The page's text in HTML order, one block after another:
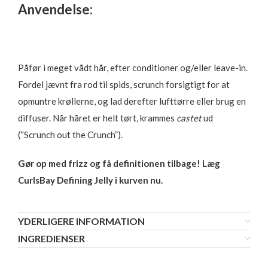
Anvendelse:
Påfør i meget vådt hår, efter conditioner og/eller leave-in.
Fordel jævnt fra rod til spids, scrunch forsigtigt for at
opmuntre krøllerne, og lad derefter lufttørre eller brug en
diffuser. Når håret er helt tørt, krammes castetud
(“Scrunch out the Crunch”).
Gør op med frizz og få definitionen tilbage! Læg
CurlsBay Defining Jelly i kurven nu.
YDERLIGERE INFORMATION
INGREDIENSER